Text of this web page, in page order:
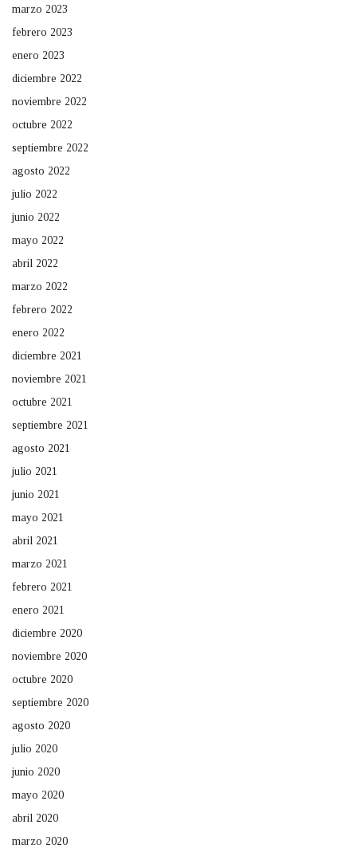
marzo 2023
febrero 2023
enero 2023
diciembre 2022
noviembre 2022
octubre 2022
septiembre 2022
agosto 2022
julio 2022
junio 2022
mayo 2022
abril 2022
marzo 2022
febrero 2022
enero 2022
diciembre 2021
noviembre 2021
octubre 2021
septiembre 2021
agosto 2021
julio 2021
junio 2021
mayo 2021
abril 2021
marzo 2021
febrero 2021
enero 2021
diciembre 2020
noviembre 2020
octubre 2020
septiembre 2020
agosto 2020
julio 2020
junio 2020
mayo 2020
abril 2020
marzo 2020